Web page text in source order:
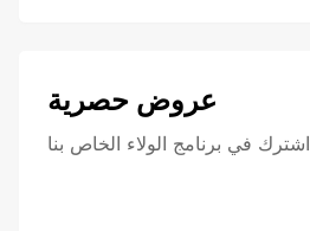
عروض حصرية
اشترك في برنامج الولاء الخاص بنا